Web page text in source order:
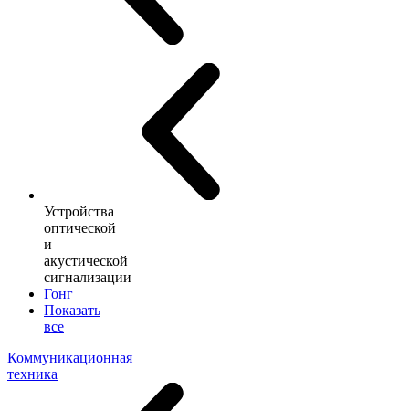
Устройства
оптической
и
акустической
сигнализации
Гонг
Показать
все
Коммуникационная
техника